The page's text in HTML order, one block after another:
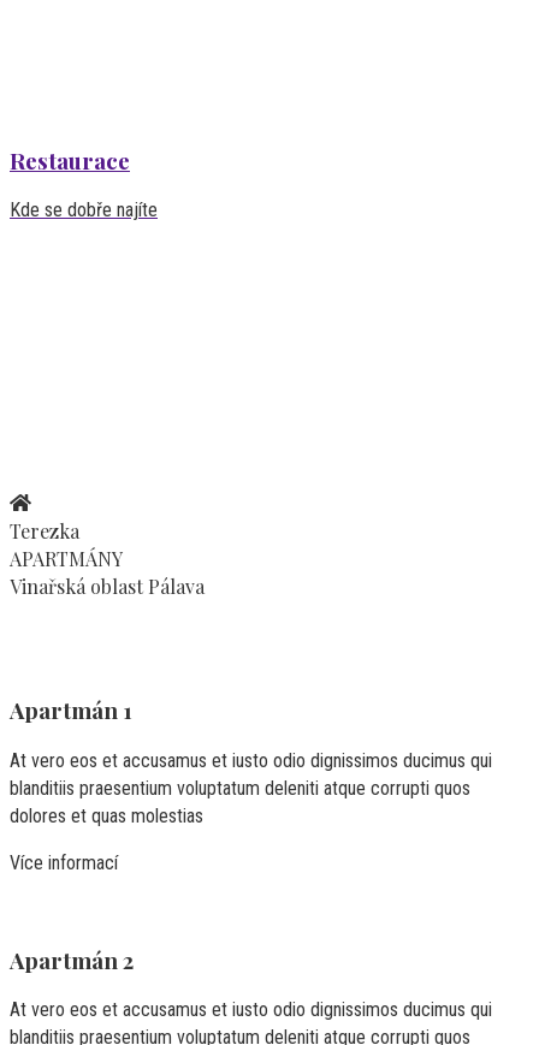
Restaurace
Kde se dobře najíte
Terezka
APARTMÁNY
Vinařská oblast Pálava
Apartmán 1
At vero eos et accusamus et iusto odio dignissimos ducimus qui
blanditiis praesentium voluptatum deleniti atque corrupti quos
dolores et quas molestias
Více informací
Apartmán 2
At vero eos et accusamus et iusto odio dignissimos ducimus qui
blanditiis praesentium voluptatum deleniti atque corrupti quos